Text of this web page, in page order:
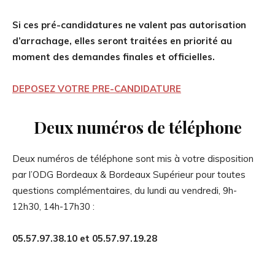
Si ces pré-candidatures ne valent pas autorisation
d’arrachage, elles seront traitées en priorité au
moment des demandes finales et officielles.
DEPOSEZ VOTRE PRE-CANDIDATURE
Deux numéros de téléphone
Deux numéros de téléphone sont mis à votre disposition
par l’ODG Bordeaux & Bordeaux Supérieur pour toutes
questions complémentaires, du lundi au vendredi, 9h-
12h30, 14h-17h30 :
05.57.97.38.10 et 05.57.97.19.28